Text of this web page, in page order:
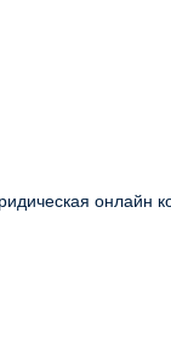
онлайн